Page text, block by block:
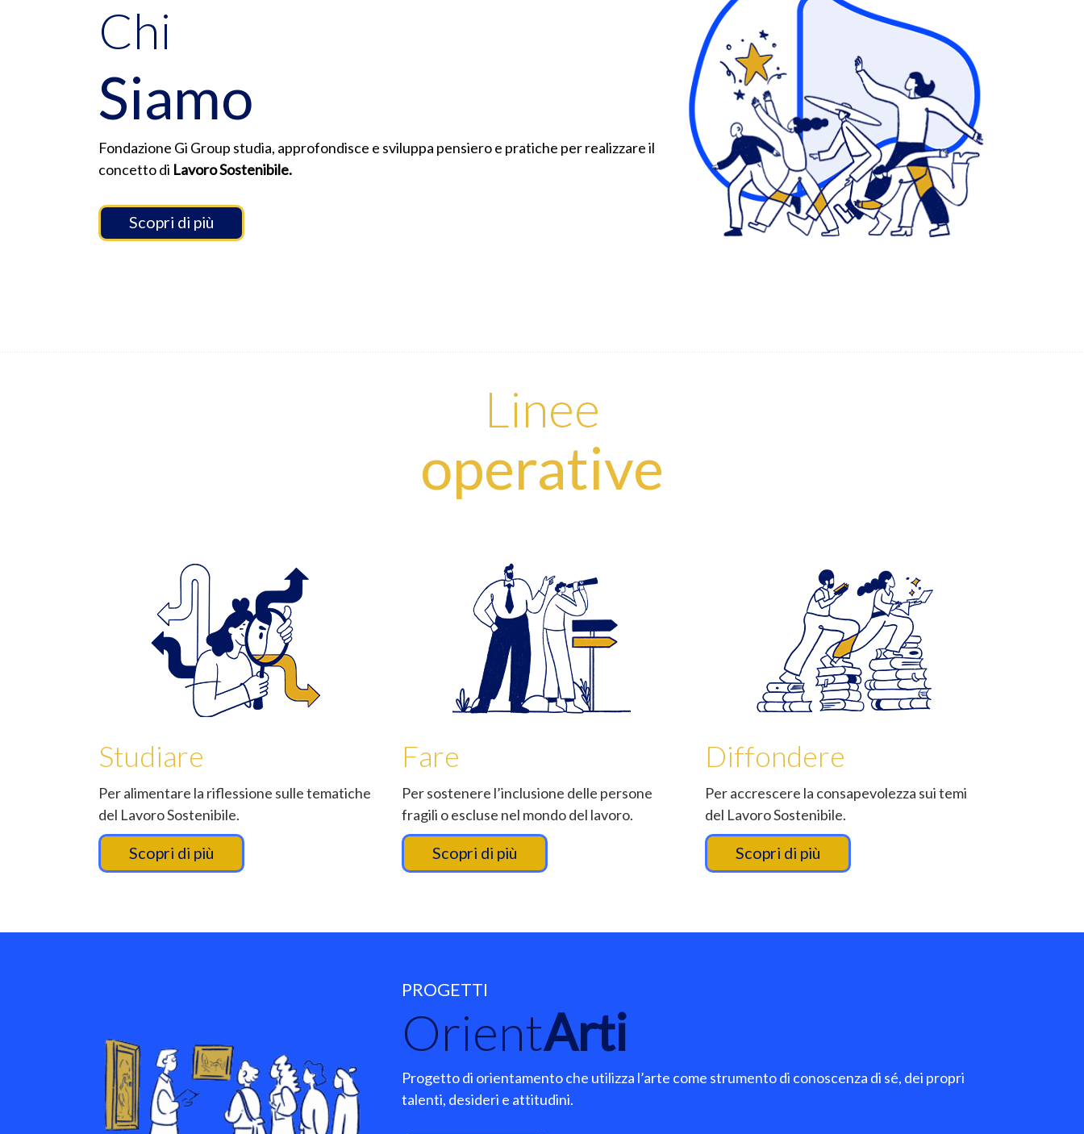
Chi
Siamo
Fondazione Gi Group studia, approfondisce e sviluppa pensiero e pratiche per realizzare il
concetto di Lavoro Sostenibile.
Scopri di più
Linee
operative
Studiare
Per alimentare la riflessione sulle tematiche
del Lavoro Sostenibile.
Scopri di più
Fare
Per sostenere l’inclusione delle persone
fragili o escluse nel mondo del lavoro.
Scopri di più
Diffondere
Per accrescere la consapevolezza sui temi
del Lavoro Sostenibile.
Scopri di più
PROGETTI
OrientArti
Progetto di orientamento che utilizza l’arte come strumento di conoscenza di sé, dei propri
talenti, desideri e attitudini.